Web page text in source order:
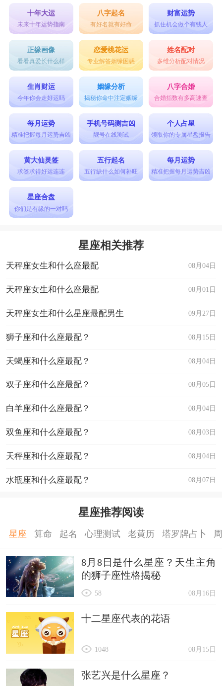
表现出始终如一的态度，把关注和忠诚都留给了
你，会变得非常认真，并且经常对你认认真真的态
度。水瓶座尝试用各种方式去爱你，那就是他们在
为你改变的时候了。
双鱼座
在感情上面都是非常感性的，让他们表
现出喜欢上一个人真的是非常不容易的。一旦表现
出来了，就说明他们是真心的喜欢你，他们的表现
有时可能会表达不清，也可能会因此变得非常的温
柔，一旦犯错了就要去纠正，给人一种你已经是他
们人的感觉。
要知道，美好的事物都是从夏天开始，祝你终
得自己所爱。
十年大运
未来十年运势指南
八字起名
有好名就有好命
财富运势
抓住机会做个有钱人
正缘画像
看看真爱长什么样
恋爱桃花运
专业解答姻缘困惑
姓名配对
多维分析配对情况
生肖财运
今年你会走好运吗
姻缘分析
揭秘你命中注定姻缘
八字合婚
合婚指数有多高速查
每月运势
精准把握每月运势吉凶
手机号码测吉凶
靓号在线测试
个人占星
领取你的专属星盘报告
黄大仙灵签
求签求得好运连连
五行起名
五行缺什么如何补旺
每月运势
精准把握每月运势吉凶
星座合盘
你们是有缘的一对吗
星座相关推荐
08月04日
天秤座女生和什么座最配
08月01日
天秤座女生和什么座最配
09月27日
天秤座女生和什么星座最配男生
08月15日
狮子座和什么座最配？
08月04日
天蝎座和什么座最配？
08月05日
双子座和什么座最配？
08月04日
白羊座和什么座最配？
08月03日
双鱼座和什么座最配？
08月04日
天秤座和什么座最配？
08月07日
水瓶座和什么座最配？
星座推荐阅读
星座 算命 起名 心理测试 老黄历 塔罗牌占卜
8月8日是什么星座？天生主角
的狮子座性格揭秘
08月16日
58
十二星座代表的花语
08月15日
1048
张艺兴是什么星座？